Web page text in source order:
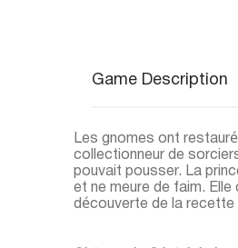
Game Description
Les gnomes ont
collectionneur de
pouvait pousser. La
et ne meure de faim.
découverte de la